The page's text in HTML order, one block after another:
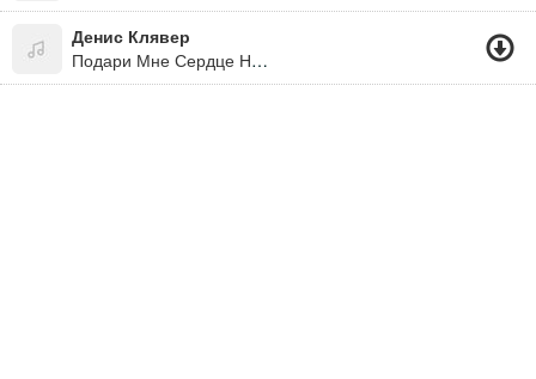
Денис Клявер
Подари Мне Сердце На Часок....